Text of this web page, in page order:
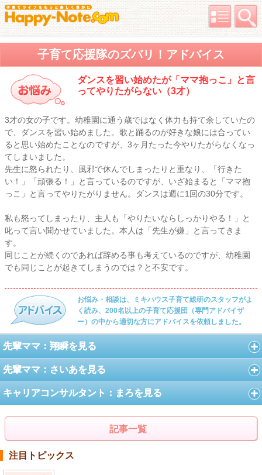
子育て応援隊のズバリ！アドバイス
ダンスを習い始めたが「ママ抱っこ」と言
ってやりたがらない（3才）
3才の女の子です。幼稚園に通う歳ではなく体力も持て余していたの
で、ダンスを習い始めました。歌と踊るのが好きな娘には合ってい
ると思い始めたことなのですが、3ヶ月たった今やりたがらなくなっ
てしまいました。
先生に怒られたり、風邪で休んでしまったりと重なり、「行きた
い！」「頑張る！」と言っているのですが、いざ始まると「ママ抱
っこ」と言ってやりたがりません。ダンスは週に1回の30分です。
私も怒ってしまったり、主人も「やりたいならしっかりやる！」と
叱って言い聞かせていました。本人は「先生が嫌」と言ってきま
す。
同じことが続くのであれば辞める事も考えているのですが、幼稚園
でも同じことが起きてしまうのでは？と不安です。
お悩み・相談は、ミキハウス子育て総研のスタッフがよ
く読み、200名以上の子育て応援団（専門アドバイザ
ー）の中から適切な方にアドバイスを依頼しました。
先輩ママ：翔瞬を見る
先輩ママ：さいあを見る
キャリアコンサルタント：まろを見る
記事一覧
注目トピックス